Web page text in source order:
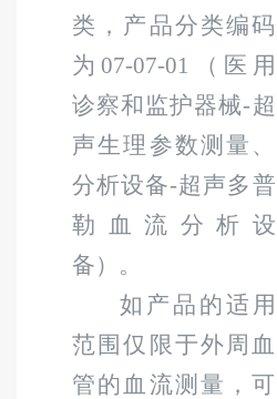
类，产品分类编码
为 07-07-01 （医用
诊察和监护器械-超
声生理参数测量、
分析设备-超声多普
勒血流分析设
备）。
如产品的适用
范围仅限于外周血
管的血流测量，可